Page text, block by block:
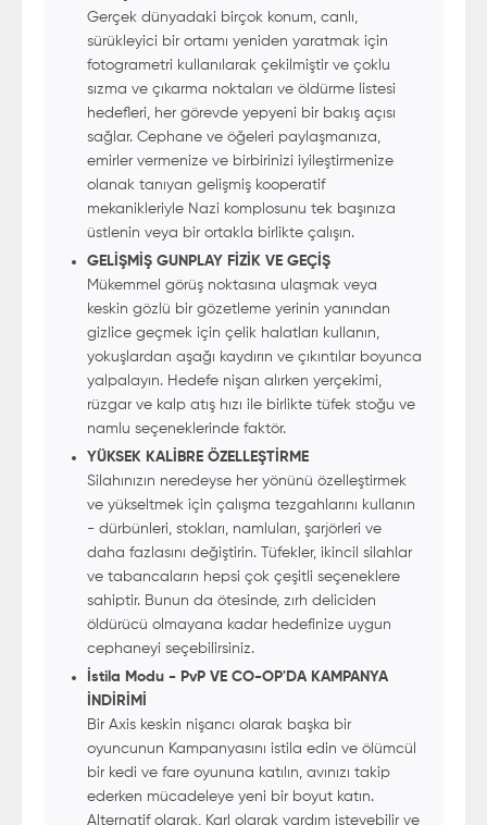
Gerçek dünyadaki birçok konum, canlı,
sürükleyici bir ortamı yeniden yaratmak için
fotogrametri kullanılarak çekilmiştir ve çoklu
sızma ve çıkarma noktaları ve öldürme listesi
hedefleri, her görevde yepyeni bir bakış açısı
sağlar. Cephane ve öğeleri paylaşmanıza,
emirler vermenize ve birbirinizi iyileştirmenize
olanak tanıyan gelişmiş kooperatif
mekanikleriyle Nazi komplosunu tek başınıza
üstlenin veya bir ortakla birlikte çalışın.
GELİŞMİŞ GUNPLAY FİZİK VE GEÇİŞ
Mükemmel görüş noktasına ulaşmak veya
keskin gözlü bir gözetleme yerinin yanından
gizlice geçmek için çelik halatları kullanın,
yokuşlardan aşağı kaydırın ve çıkıntılar boyunca
yalpalayın. Hedefe nişan alırken yerçekimi,
rüzgar ve kalp atış hızı ile birlikte tüfek stoğu ve
namlu seçeneklerinde faktör.
YÜKSEK KALİBRE ÖZELLEŞTİRME
Silahınızın neredeyse her yönünü özelleştirmek
ve yükseltmek için çalışma tezgahlarını kullanın
- dürbünleri, stokları, namluları, şarjörleri ve
daha fazlasını değiştirin. Tüfekler, ikincil silahlar
ve tabancaların hepsi çok çeşitli seçeneklere
sahiptir. Bunun da ötesinde, zırh deliciden
öldürücü olmayana kadar hedefinize uygun
cephaneyi seçebilirsiniz.
İstila Modu - PvP VE CO-OP'DA KAMPANYA
İNDİRİMİ
Bir Axis keskin nişancı olarak başka bir
oyuncunun Kampanyasını istila edin ve ölümcül
bir kedi ve fare oyununa katılın, avınızı takip
ederken mücadeleye yeni bir boyut katın.
Alternatif olarak, Karl olarak yardım isteyebilir ve